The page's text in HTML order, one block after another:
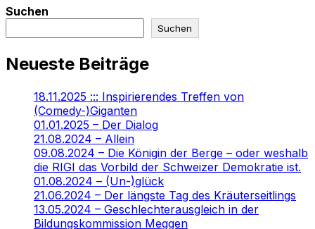
Suchen
Suchen
Neueste Beiträge
18.11.2025 ::: Inspirierendes Treffen von
(Comedy-)Giganten
01.01.2025 – Der Dialog
21.08.2024 – Allein
09.08.2024 – Die Königin der Berge – oder weshalb
die RIGI das Vorbild der Schweizer Demokratie ist.
01.08.2024 – (Un-)glück
21.06.2024 – Der längste Tag des Kräuterseitlings
13.05.2024 – Geschlechterausgleich in der
Bildungskommission Meggen